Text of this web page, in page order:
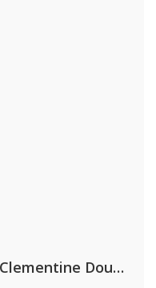
Calvin Harris & Clementine Douglas